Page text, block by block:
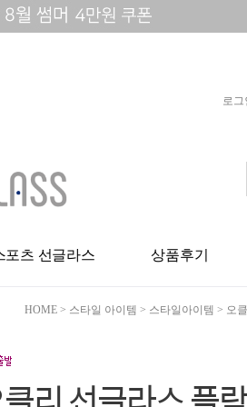
로그
포츠 선글라스
상품후기
HOME > 스타일 아이템 > 스타일아이템 > 오